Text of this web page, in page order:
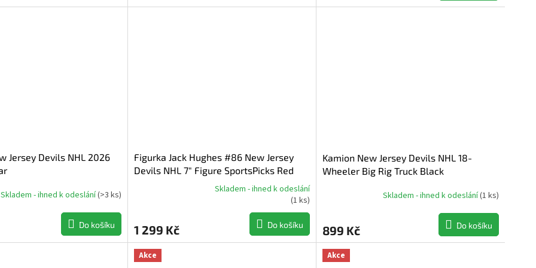
Jersey Devils NHL 2026
Skladem - ihned k odeslání(>3 ks)
Do košíku
Figurka Jack Hughes #86 New Jersey
Devils NHL 7" Figure SportsPicks Red
je
5,0
5
Skladem - ihned k odeslání
(1 ks)
1 299 Kč Do košíku
Kamion New Jersey Devils NHL 18-
Wheeler Big Rig Truck Black
Skladem - ihned k odeslání(1 ks)
899 Kč Do košíku
Akce Akce